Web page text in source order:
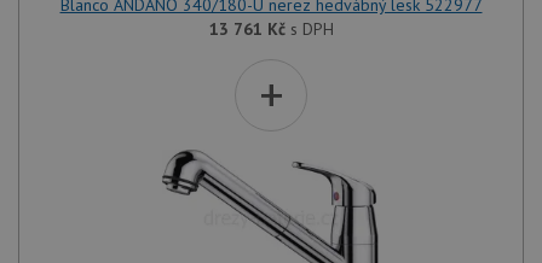
Blanco ANDANO 340/180-U nerez hedvábný lesk 522977
13 761 Kčs DPH
+